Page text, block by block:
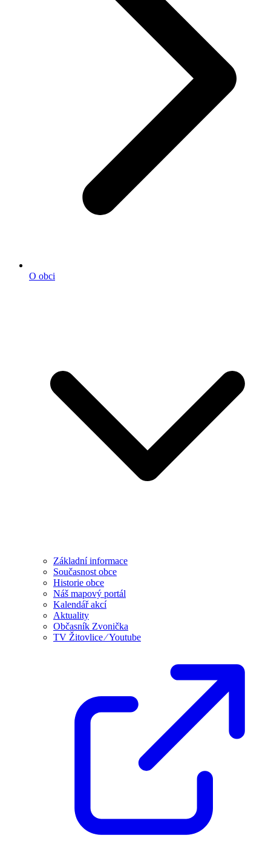
O obci
Základní informace
Současnost obce
Historie obce
Náš mapový portál
Kalendář akcí
Aktuality
Občasník Zvonička
TV Žitovlice ⁄ Youtube